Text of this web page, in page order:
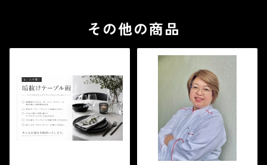
その他の商品